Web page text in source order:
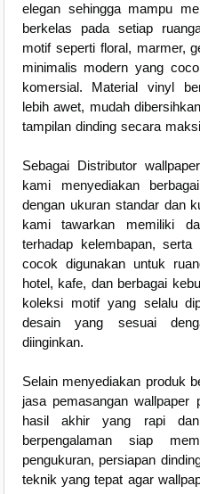
elegan sehingga mampu
berkelas pada setiap
motif seperti floral, marmer,
minimalis modern yang
komersial. Material vinyl
lebih awet, mudah
tampilan dinding secara
Sebagai Distributor
kami menyediakan
dengan ukuran standar dan
kami tawarkan memiliki
terhadap kelembapan,
cocok digunakan untuk
hotel, kafe, dan berbagai
koleksi motif yang selalu
desain yang sesuai
diinginkan.
Selain menyediakan produk
jasa pemasangan wallpaper
hasil akhir yang rapi
berpengalaman siap
pengukuran, persiapan
teknik yang tepat agar